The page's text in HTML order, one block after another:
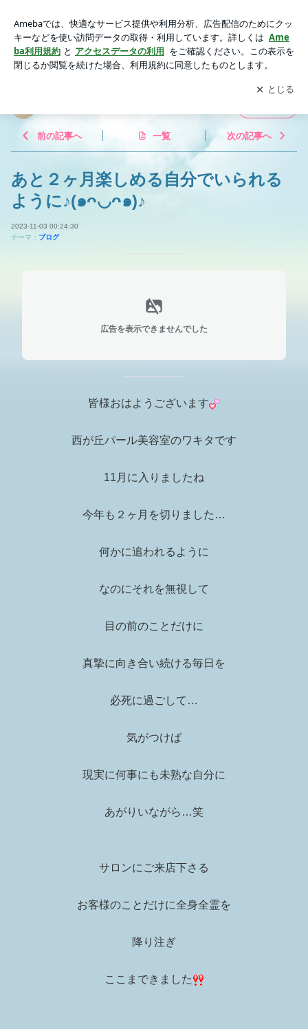
パール美容室のブログ
アプリをダウンロードして ブログの更新通知
を受け取りまし
ょう。
開く
前の記事へ 一覧 次の記事へ
あと２ヶ月楽しめる自分でいられる
ように♪(๑ᴖ◡ᴖ๑)♪
2023-11-03 00:24:30
テーマ： ブログ
広告を表示できませんでした
皆様おはようございます
西が丘パール美容室のワキタです
11月に入りましたね
今年も２ヶ月を切りました…
何かに追われるように
なのにそれを無視して
目の前のことだけに
真摯に向き合い続ける毎日を
必死に過ごして…
気がつけば
現実に何事にも未熟な自分に
あがりいながら…笑
サロンにご来店下さる
お客様のことだけに全身全霊を
降り注ぎ
ここまできました